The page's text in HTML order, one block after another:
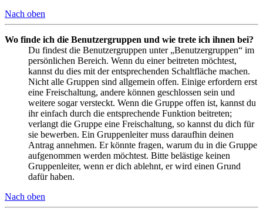
Nach oben
Wo finde ich die Benutzergruppen und wie trete ich ihnen bei?
Du findest die Benutzergruppen unter „Benutzergruppen“ im
persönlichen Bereich. Wenn du einer beitreten möchtest,
kannst du dies mit der entsprechenden Schaltfläche machen.
Nicht alle Gruppen sind allgemein offen. Einige erfordern erst
eine Freischaltung, andere können geschlossen sein und
weitere sogar versteckt. Wenn die Gruppe offen ist, kannst du
ihr einfach durch die entsprechende Funktion beitreten;
verlangt die Gruppe eine Freischaltung, so kannst du dich für
sie bewerben. Ein Gruppenleiter muss daraufhin deinen
Antrag annehmen. Er könnte fragen, warum du in die Gruppe
aufgenommen werden möchtest. Bitte belästige keinen
Gruppenleiter, wenn er dich ablehnt, er wird einen Grund
dafür haben.
Nach oben